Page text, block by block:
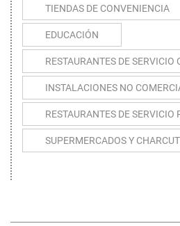
TIENDAS DE CONVENIENCIA
EDUCACIÓN
RESTAURANTES DE SERVICIO
INSTALACIONES NO
RESTAURANTES DE SERVICIO
SUPERMERCADOS Y